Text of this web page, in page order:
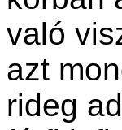
való
azt
rideg